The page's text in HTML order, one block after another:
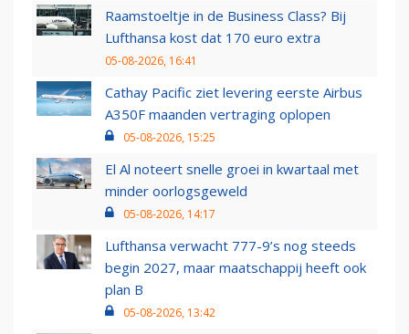
Raamstoeltje in de Business Class? Bij
Lufthansa kost dat 170 euro extra
05-08-2026, 16:41
Cathay Pacific ziet levering eerste Airbus
A350F maanden vertraging oplopen
05-08-2026, 15:25
El Al noteert snelle groei in kwartaal met
minder oorlogsgeweld
05-08-2026, 14:17
Lufthansa verwacht 777-9’s nog steeds
begin 2027, maar maatschappij heeft ook
plan B
05-08-2026, 13:42